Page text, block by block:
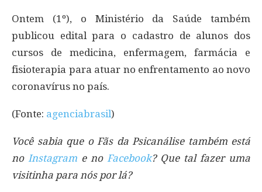
Ontem (1º), o Ministério da Saúde também
publicou edital para o cadastro de alunos dos
cursos de medicina, enfermagem, farmácia e
fisioterapia para atuar no enfrentamento ao novo
coronavírus no país.
(Fonte: agenciabrasil)
Você sabia que o Fãs da Psicanálise também está
no Instagrame no Facebook? Que tal fazer uma
visitinha para nós por lá?